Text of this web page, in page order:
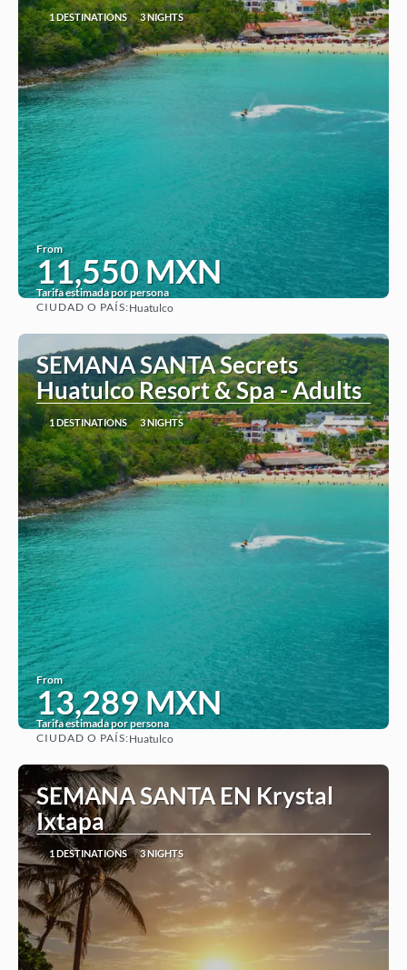
1 DESTINATIONS 3 NIGHTS
From
11,550 MXN
Tarifa estimada por persona
CIUDAD O PAÍS:Huatulco
SEMANA SANTA Secrets
Huatulco Resort & Spa - Adults
1 DESTINATIONS 3 NIGHTS
From
13,289 MXN
Tarifa estimada por persona
CIUDAD O PAÍS:Huatulco
SEMANA SANTA EN Krystal
Ixtapa
1 DESTINATIONS 3 NIGHTS